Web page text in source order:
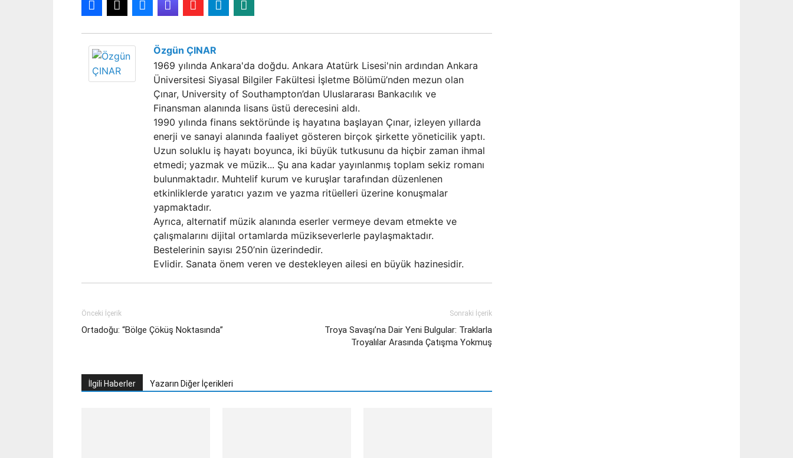
Özgün ÇINAR
1969 yılında Ankara'da doğdu. Ankara Atatürk Lisesi'nin ardından Ankara
Üniversitesi Siyasal Bilgiler Fakültesi İşletme Bölümü’nden mezun olan
Çınar, University of Southampton’dan Uluslararası Bankacılık ve
Finansman alanında lisans üstü derecesini aldı.
1990 yılında finans sektöründe iş hayatına başlayan Çınar, izleyen yıllarda
enerji ve sanayi alanında faaliyet gösteren birçok şirkette yöneticilik yaptı.
Uzun soluklu iş hayatı boyunca, iki büyük tutkusunu da hiçbir zaman ihmal
etmedi; yazmak ve müzik... Şu ana kadar yayınlanmış toplam sekiz romanı
bulunmaktadır. Muhtelif kurum ve kuruşlar tarafından düzenlenen
etkinliklerde yaratıcı yazım ve yazma ritüelleri üzerine konuşmalar
yapmaktadır.
Ayrıca, alternatif müzik alanında eserler vermeye devam etmekte ve
çalışmalarını dijital ortamlarda müzikseverlerle paylaşmaktadır.
Bestelerinin sayısı 250’nin üzerindedir.
Evlidir. Sanata önem veren ve destekleyen ailesi en büyük hazinesidir.
Önceki İçerik
Ortadoğu: “Bölge Çöküş Noktasında”
Sonraki İçerik
Troya Savaşı’na Dair Yeni Bulgular: Traklarla
Troyalılar Arasında Çatışma Yokmuş
İlgili Haberler Yazarın Diğer İçerikleri